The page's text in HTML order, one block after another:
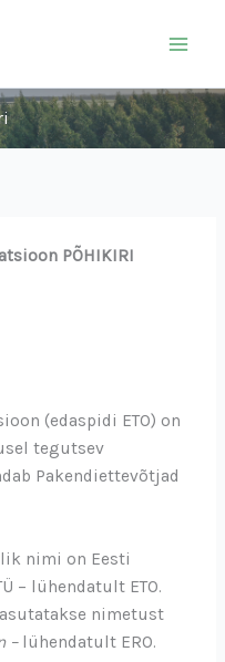
PÕHIKIRI
(edaspidi ETO) on
tegutsev
Pakendiettevõtjad
nimi on Eesti
– lühendatult ETO.
nimetust
– lühendatult ERO.